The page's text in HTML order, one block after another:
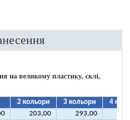
на великому пластику, склі,
2 кольори 3 кольори
4
203,00 293,00